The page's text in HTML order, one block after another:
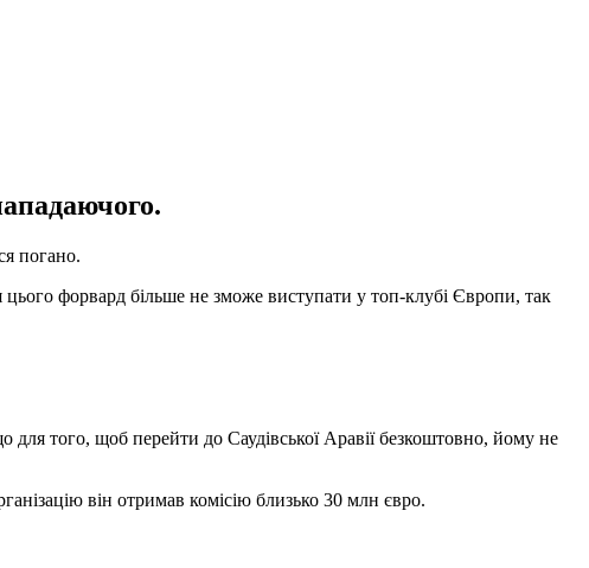
погано.
форвард більше не зможе виступати у топ-клубі Європи, так
того, щоб перейти до Саудівської Аравії безкоштовно, йому не
він отримав комісію близько 30 млн євро.